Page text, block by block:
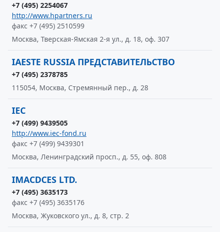
+7 (495) 2254067
http://www.hpartners.ru
факс +7 (495) 2510599
Москва, Тверская-Ямская 2-я ул., д. 18, оф. 307
IAESTE RUSSIA ПРЕДСТАВИТЕЛЬСТВО
+7 (495) 2378785
115054, Москва, Стремянный пер., д. 28
IEC
+7 (499) 9439505
http://www.iec-fond.ru
факс +7 (499) 9439301
Москва, Ленинградский просп., д. 55, оф. 808
IMACDCES LTD.
+7 (495) 3635173
факс +7 (495) 3635176
Москва, Жуковского ул., д. 8, стр. 2